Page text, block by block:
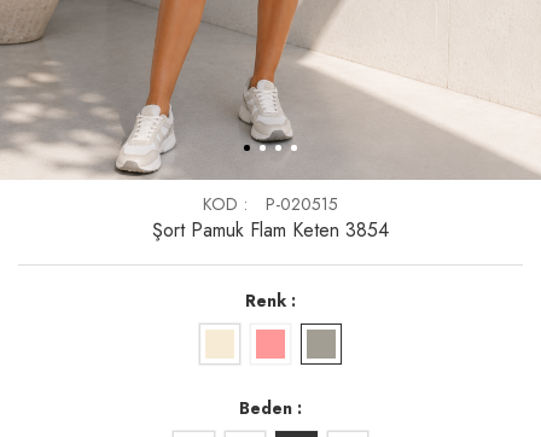
KOD P-020515
Şort Pamuk Flam Keten 3854
Renk
Beden